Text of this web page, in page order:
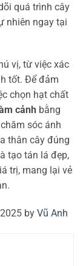
quá trình cây
nhiên ngay tại
vị, từ việc xác
tốt. Để đảm
chọn hạt chất
cảnh bằng
sóc ánh
thân cây đúng
tạo tán lá đẹp,
trị, mang lại vẻ
by Vũ Anh